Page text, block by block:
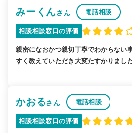
みーくんさん 電話相談
相談相談窓口の評価
親密になおかつ親切丁寧でわからない
すく教えていただき大変たすかりまし
かおるさん 電話相談
相談相談窓口の評価